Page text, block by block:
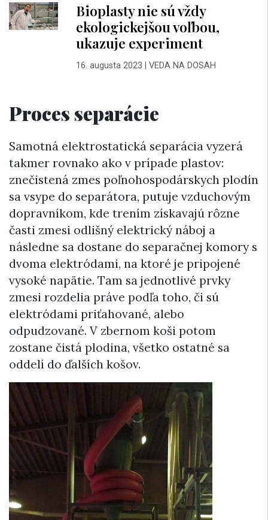
Bioplasty nie sú vždy
ekologickejšou voľbou,
ukazuje experiment
16. augusta 2023 VEDA NA DOSAH
Proces separácie
Samotná elektrostatická separácia vyzerá
takmer rovnako ako v prípade plastov:
znečistená zmes poľnohospodárskych plodín
sa vsype do separátora, putuje vzduchovým
dopravníkom, kde trením získavajú rôzne
časti zmesi odlišný elektrický náboj a
následne sa dostane do separačnej komory s
dvoma elektródami, na ktoré je pripojené
vysoké napätie. Tam sa jednotlivé prvky
zmesi rozdelia práve podľa toho, či sú
elektródami priťahované, alebo
odpudzované. V zbernom koši potom
zostane čistá plodina, všetko ostatné sa
oddelí do ďalších košov.